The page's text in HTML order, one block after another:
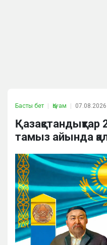
Басты бет Қоғам
тамыз айында